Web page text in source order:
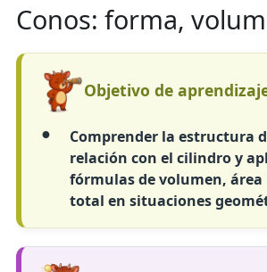
Conos: forma,
Objetivo de
Comprender la estructura
relación con el cilindro y
fórmulas de volumen,
total en situaciones